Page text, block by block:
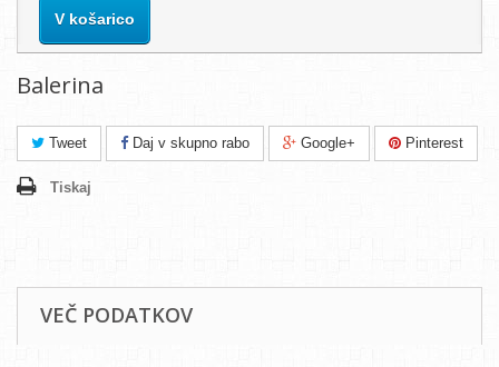
V košarico
Balerina
Tweet Daj v skupno rabo Google+ Pinterest
Tiskaj
VEČ PODATKOV